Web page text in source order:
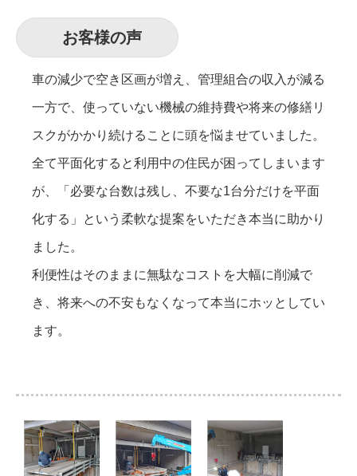
お客様の声
車の減少で空き区画が増え、管理組合の収入が減る
一方で、使っていない機械の維持費や将来の修繕リ
スクがかかり続けることに頭を悩ませていました。
全て平面化すると利用中の住民が困ってしまいます
が、「必要な台数は残し、不要な1台分だけを平面
化する」という柔軟な提案をいただき本当に助かり
ました。
利便性はそのままに無駄なコストを大幅に削減で
き、将来への不安もなくなって本当にホッとしてい
ます。